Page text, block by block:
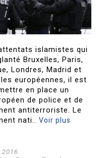
islamistes qui
Bruxelles, Paris,
Londres, Madrid et
européennes, il est
en place un
de police et de
antiterroriste. Le
nati..Voir plus
2016